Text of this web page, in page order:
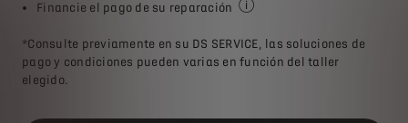
Financie el pago de su reparación
*Consulte previamente en su DS SERVICE, las soluciones de
pago y condiciones pueden varias en función del taller
elegido.